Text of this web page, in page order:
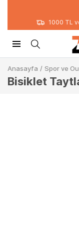
1000 TL
Anasayfa / Spor ve
Bisiklet